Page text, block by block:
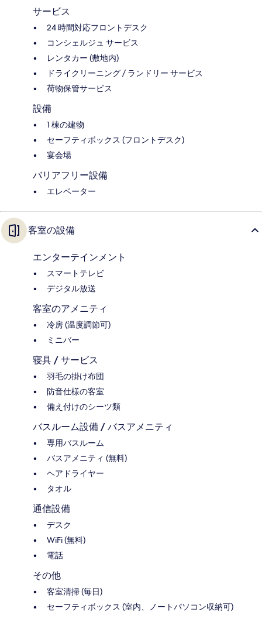
サービス
24 時間対応フロントデスク
コンシェルジュ サービス
レンタカー (敷地内)
ドライクリーニング / ランドリー サービス
荷物保管サービス
設備
1 棟の建物
セーフティボックス (フロントデスク)
宴会場
バリアフリー設備
エレベーター
客室の設備
エンターテインメント
スマートテレビ
デジタル放送
客室のアメニティ
冷房 (温度調節可)
ミニバー
寝具 / サービス
羽毛の掛け布団
防音仕様の客室
備え付けのシーツ類
バスルーム設備 / バスアメニティ
専用バスルーム
バスアメニティ (無料)
ヘアドライヤー
タオル
通信設備
デスク
WiFi (無料)
電話
その他
客室清掃 (毎日)
セーフティボックス (室内、ノートパソコン収納可)